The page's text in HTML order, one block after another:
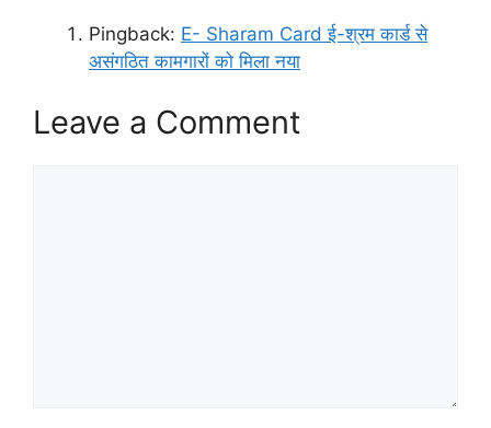
Pingback: E- Sharam Card ई-श्रम कार्ड से
असंगठित कामगारों को मिला नया
Leave a Comment